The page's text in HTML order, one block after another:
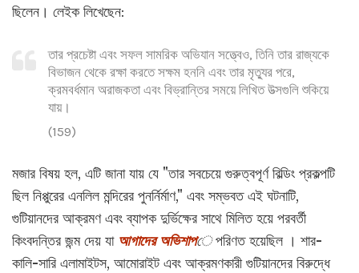
ছিলেন। লেইক লিখেছেন:
তার প্রচেষ্টা এবং সফল সামরিক অভিযান সত্ত্বেও, তিনি তার রাজ্যকে
বিভাজন থেকে রক্ষা করতে সক্ষম হননি এবং তার মৃত্যুর পরে,
ক্রমবর্ধমান অরাজকতা এবং বিভ্রান্তির সময়ে লিখিত উত্সগুলি শুকিয়ে
যায়।
(159)
মজার বিষয় হল, এটি জানা যায় যে "তার সবচেয়ে গুরুত্বপূর্ণ বিল্ডিং প্রকল্পটি
ছিল নিপ্পুরের এনলিল মন্দিরের পুনর্নির্মাণ," এবং সম্ভবত এই ঘটনাটি,
গুটিয়ানদের আক্রমণ এবং ব্যাপক দুর্ভিক্ষের সাথে মিলিত হয়ে পরবর্তী
কিংবদন্তির জন্ম দেয় যা আগাদের অভিশাপেপরিণত হয়েছিল । শার-
কালি-সারি এলামাইটস, আমোরাইট এবং আক্রমণকারী গুটিয়ানদের বিরুদ্ধে